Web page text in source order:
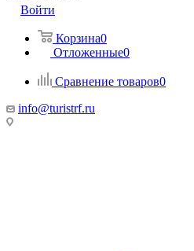
Войти
Корзина0
Отложенные0
Сравнение товаров0
info@turistrf.ru